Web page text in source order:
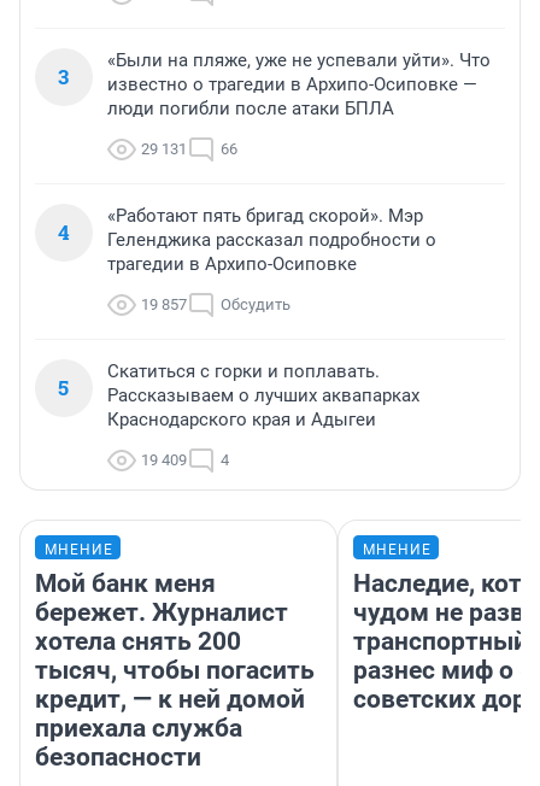
3
«Были на пляже, уже не успевали уйти». Что
известно о трагедии в Архипо-Осиповке —
люди погибли после атаки БПЛА
29 131 66
4
«Работают пять бригад скорой». Мэр
Геленджика рассказал подробности о
трагедии в Архипо-Осиповке
19 857 Обсудить
5
Скатиться с горки и поплавать.
Рассказываем о лучших аквапарках
Краснодарского края и Адыгеи
19 409 4
МНЕНИЕ
Мой банк меня
бережет. Журналист
хотела снять 200
тысяч, чтобы погасить
кредит, — к ней домой
приехала служба
безопасности
МНЕНИЕ
Наследие,
чудом не
транспортный
разнес миф о
советских